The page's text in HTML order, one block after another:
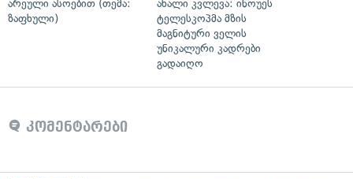
არეული ასოებით (თემა:
ზაფხული)
ახალი კვლევა: ინოუეს
ტელესკოპმა მზის
მაგნიტური ველის
უნიკალური კადრები
გადაიღო
კომენტარები